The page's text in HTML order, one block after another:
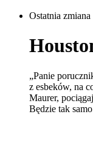
Ostatnia
„Panie
z esbeków, na
Maurer,
Będzie tak